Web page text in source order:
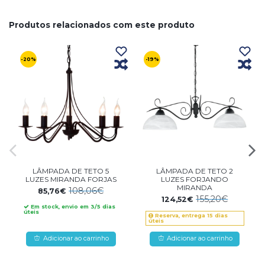
Produtos relacionados com este produto
-20%
LÂMPADA DE TETO 5
LUZES MIRANDA FORJAS
85,76€108,06€
Em stock, envio em 3/5 dias
úteis
Adicionar ao carrinho
-19%
LÂMPADA DE TETO 2
LUZES FORJANDO
MIRANDA
124,52€155,20€
Reserva, entrega 15 dias
úteis
Adicionar ao carrinho